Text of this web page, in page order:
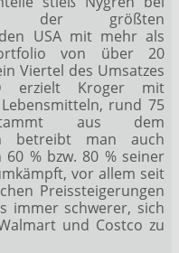
größten
USA mit mehr als
von über 20
Viertel des Umsatzes
erzielt Kroger mit
rund 75
aus dem
betreibt man auch
% bzw. 80 % seiner
vor allem seit
Preissteigerungen
immer schwerer, sich
und Costco zu